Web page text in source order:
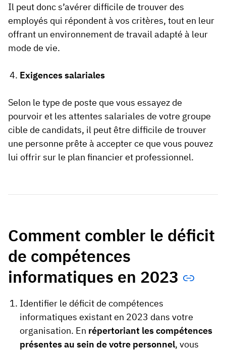
Il peut donc s’avérer difficile de trouver des
employés qui répondent à vos critères, tout en leur
offrant un environnement de travail adapté à leur
mode de vie.
Exigences salariales
Selon le type de poste que vous essayez de
pourvoir et les attentes salariales de votre groupe
cible de candidats, il peut être difficile de trouver
une personne prête à accepter ce que vous pouvez
lui offrir sur le plan financier et professionnel.
Comment combler le déficit
de compétences
informatiques en 2023
Identifier le déficit de compétences
informatiques existant en 2023 dans votre
organisation. En répertoriant les compétences
présentes au sein de votre personnel, vous